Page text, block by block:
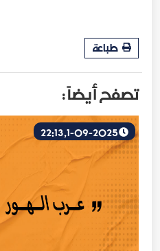
طباعة
تصفح أيضاً :